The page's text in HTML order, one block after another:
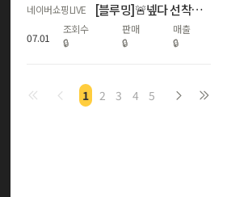
네이버쇼핑LIVE [블루밍]🚨넾다 선착순 추가할인+최대17%적립! 하기스 멤버십데이🌟
07.01
조회수
🔒
판매
🔒
매출
🔒
1 2 3 4 5